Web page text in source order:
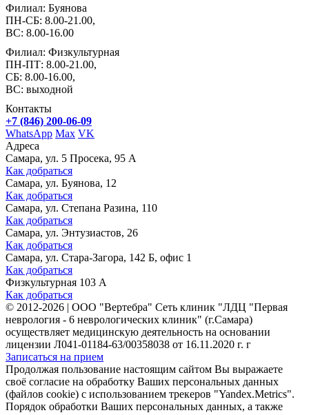
Филиал: Буянова
ПН-СБ: 8.00-21.00,
ВС: 8.00-16.00
Филиал: Физкультурная
ПН-ПТ: 8.00-21.00,
СБ: 8.00-16.00,
ВС: выходной
Контакты
+7 (846) 200-06-09
WhatsApp Max VK
Адреса
Самара, ул. 5 Просека, 95 А
Как добраться
Самара, ул. Буянова, 12
Как добраться
Самара, ул. Степана Разина, 110
Как добраться
Самара, ул. Энтузиастов, 26
Как добраться
Самара, ул. Стара-Загора, 142 Б, офис 1
Как добраться
Физкультурная 103 А
Как добраться
© 2012-2026 | ООО "Вертебра" Сеть клиник "ЛДЦ "Первая
неврология - 6 неврологических клиник" (г.Самара)
осуществляет медицинскую деятельность на основании
лицензии Л041-01184-63/00358038 от 16.11.2020 г. г
Записаться на прием
Продолжая пользование настоящим сайтом Вы выражаете
своё согласие на обработку Ваших персональных данных
(файлов cookie) с использованием трекеров "Yandex.Metrics".
Порядок обработки Ваших персональных данных, а также